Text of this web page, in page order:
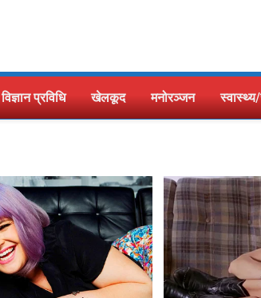
विज्ञान प्रविधि खेलकूद मनोरञ्जन